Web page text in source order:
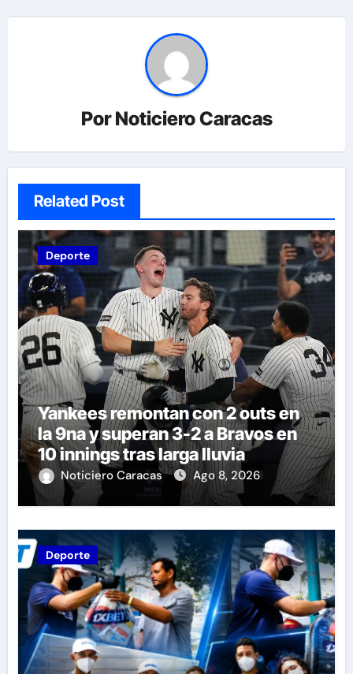
PorNoticiero Caracas
Related Post
Deporte
Yankees remontan con 2 outs en
la 9na y superan 3-2 a Bravos en
10 innings tras larga lluvia
Noticiero Caracas Ago 8, 2026
Deporte